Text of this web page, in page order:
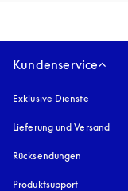
Kundenservice
Exklusive Dienste
Lieferung und Versand
Rücksendungen
Produktsupport